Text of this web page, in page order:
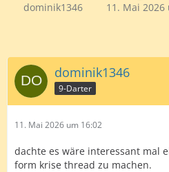
dominik1346 11. Mai 2026
dominik1346
9-Darter
11. Mai 2026 um 16:02
dachte es wäre interessant mal
form krise thread zu machen.